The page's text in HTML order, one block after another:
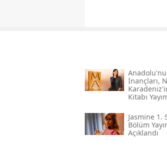
İnançları,
Kitabı
Jasmine 1.
Bölüm
Açıklandı